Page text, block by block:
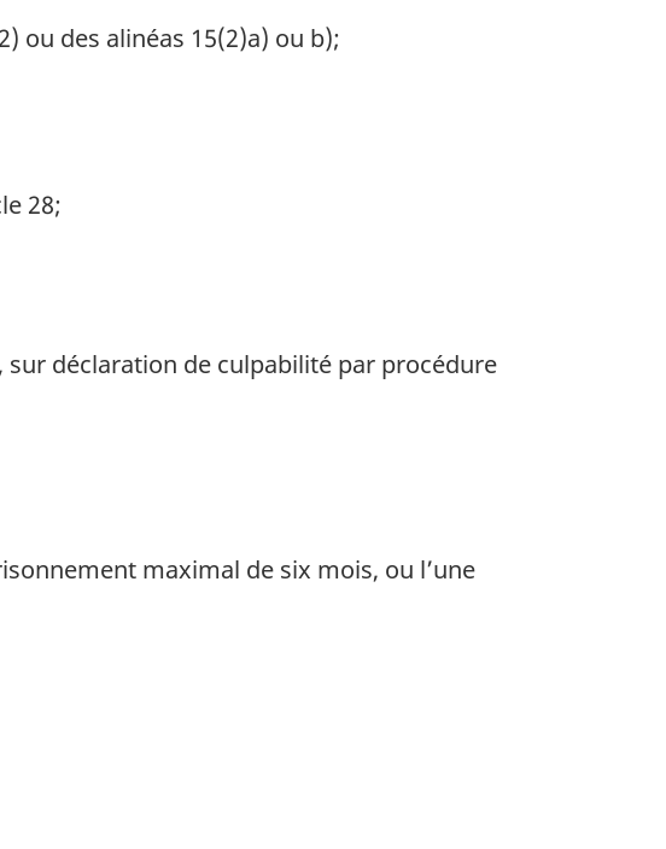
ou des alinéas 15(2)a) ou b);
28;
déclaration de culpabilité par procédure
maximal de six mois, ou l’une